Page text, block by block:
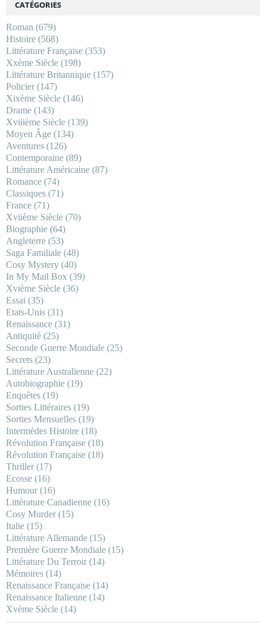
CATÉGORIES
Roman (679)
Histoire (568)
Littérature Française (353)
Xxème Siècle (198)
Littérature Britannique (157)
Policier(147)
Xixème Siècle (146)
Drame (143)
Xviiième Siècle (139)
Moyen Âge (134)
Aventures (126)
Contemporaine (89)
Littérature Américaine (87)
Romance (74)
Classiques (71)
France (71)
Xviième Siècle (70)
Biographie (64)
Angleterre (53)
Saga Familiale (48)
Cosy Mystery (40)
In My Mail Box (39)
Xvième Siècle (36)
Essai (35)
Etats-Unis (31)
Renaissance (31)
Antiquité (25)
Seconde Guerre Mondiale (25)
Secrets (23)
Littérature Australienne (22)
Autobiographie (19)
Enquêtes (19)
Sorties Littéraires (19)
Sorties Mensuelles (19)
Intermèdes Histoire (18)
Révolution Française (18)
Révolution Française (18)
Thriller(17)
Ecosse (16)
Humour(16)
Littérature Canadienne (16)
Cosy Murder(15)
Italie (15)
Littérature Allemande (15)
Première Guerre Mondiale (15)
Littérature Du Terroir(14)
Mémoires (14)
Renaissance Française (14)
Renaissance Italienne (14)
Xvème Siècle (14)